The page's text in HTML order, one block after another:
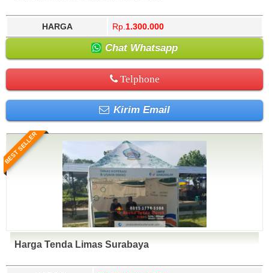
HARGA Rp. 1.300.000
Chat Whatsapp
Telphone
Kirim Email
BEST SELLER
Harga Tenda Limas Surabaya